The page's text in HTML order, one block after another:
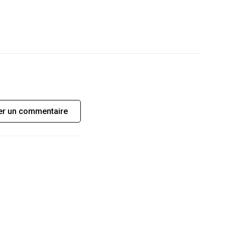
un commentaire
une question